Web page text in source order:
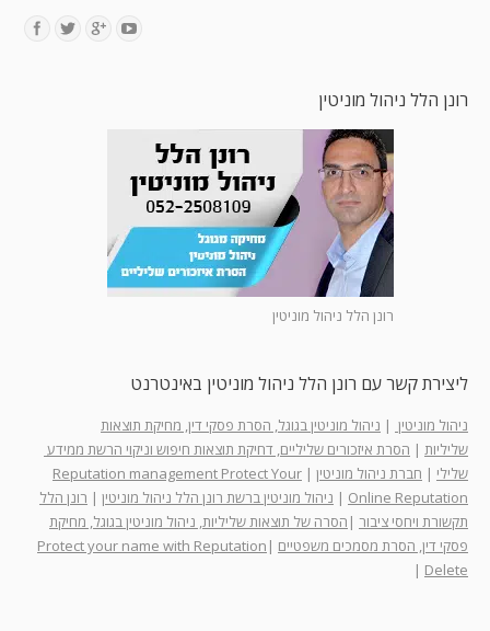
רונן הלל ניהול מוניטין
רונן הלל ניהול מוניטין
ליצירת קשר עם רונן הלל ניהול מוניטין באינטרנט
ניהול מוניטין | ניהול מוניטין בגוגל, הסרת פסקי דין, מחיקת תוצאות
שליליות | הסרת איזכורים שליליים, דחיקת תוצאות חיפוש וניקוי הרשת ממידע
שלילי | חברת ניהול מוניטין |
Reputation management Protect Your
Online Reputation
| ניהול מוניטין ברשת רונן הלל ניהול מוניטין | רונן הלל
תקשורת ויחסי ציבור | הסרה של תוצאות שליליות, ניהול מוניטין בגוגל, מחיקת
פסקי דין, הסרת מסמכים משפטיים |
Protect your name with Reputation
Delete
|